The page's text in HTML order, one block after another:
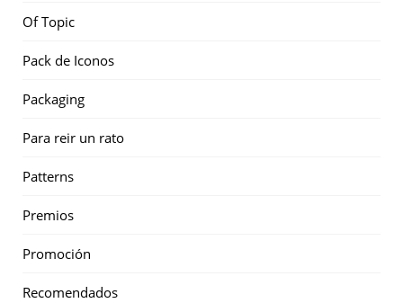
Of Topic
Pack de Iconos
Packaging
Para reir un rato
Patterns
Premios
Promoción
Recomendados